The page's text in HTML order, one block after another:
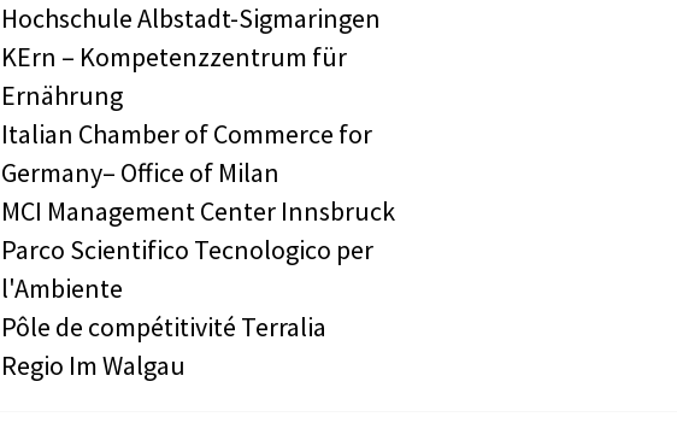
Hochschule Albstadt-Sigmaringen
KErn – Kompetenzzentrum für
Ernährung
Italian Chamber of Commerce for
Germany– Office of Milan
MCI Management Center Innsbruck
Parco Scientifico Tecnologico per
l'Ambiente
Pôle de compétitivité Terralia
Regio Im Walgau